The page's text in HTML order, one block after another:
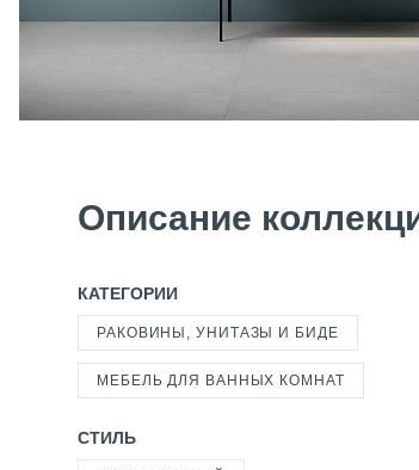
Описание
КАТЕГОРИИ
РАКОВИНЫ, УНИТАЗЫ И БИДЕ
МЕБЕЛЬ ДЛЯ ВАННЫХ КОМНАТ
СТИЛЬ